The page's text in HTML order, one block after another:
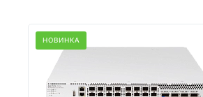
НОВИНКА